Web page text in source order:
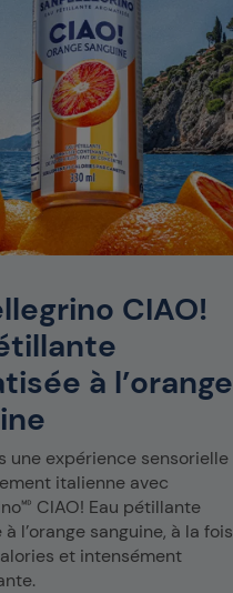
CIAO!
à l’orange
une expérience sensorielle
italienne avec
CIAO! Eau pétillante
l’orange sanguine, à la fois
et intensément